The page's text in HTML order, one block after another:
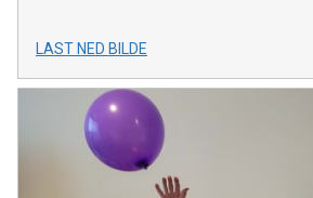
LAST NED BILDE